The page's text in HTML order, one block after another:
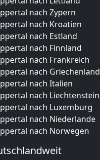
nach Zypern
nach Kroatien
nach Estland
nach Finnland
nach Frankreich
nach Griechenland
nach Italien
nach Liechtenstein
nach Luxemburg
nach Niederlande
nach Norwegen